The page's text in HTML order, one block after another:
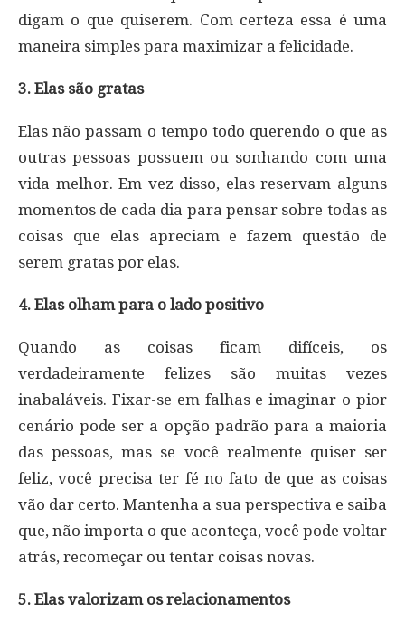
digam o que quiserem. Com certeza essa é uma
maneira simples para maximizar a felicidade.
3. Elas são gratas
Elas não passam o tempo todo querendo o que as
outras pessoas possuem ou sonhando com uma
vida melhor. Em vez disso, elas reservam alguns
momentos de cada dia para pensar sobre todas as
coisas que elas apreciam e fazem questão de
serem gratas por elas.
4. Elas olham para o lado positivo
Quando as coisas ficam difíceis, os
verdadeiramente felizes são muitas vezes
inabaláveis. Fixar-se em falhas e imaginar o pior
cenário pode ser a opção padrão para a maioria
das pessoas, mas se você realmente quiser ser
feliz, você precisa ter fé no fato de que as coisas
vão dar certo. Mantenha a sua perspectiva e saiba
que, não importa o que aconteça, você pode voltar
atrás, recomeçar ou tentar coisas novas.
5. Elas valorizam os relacionamentos